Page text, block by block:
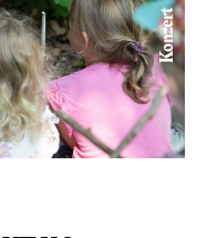
Konzert